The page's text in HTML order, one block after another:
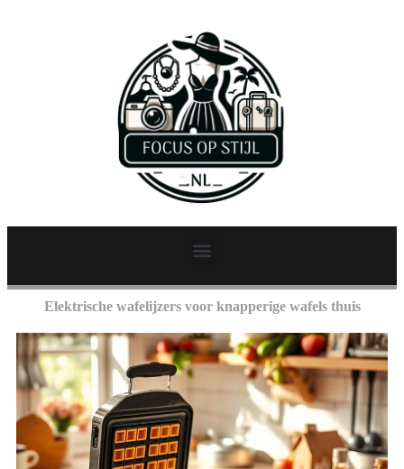
Elektrische wafelijzers voor knapperige wafels thuis